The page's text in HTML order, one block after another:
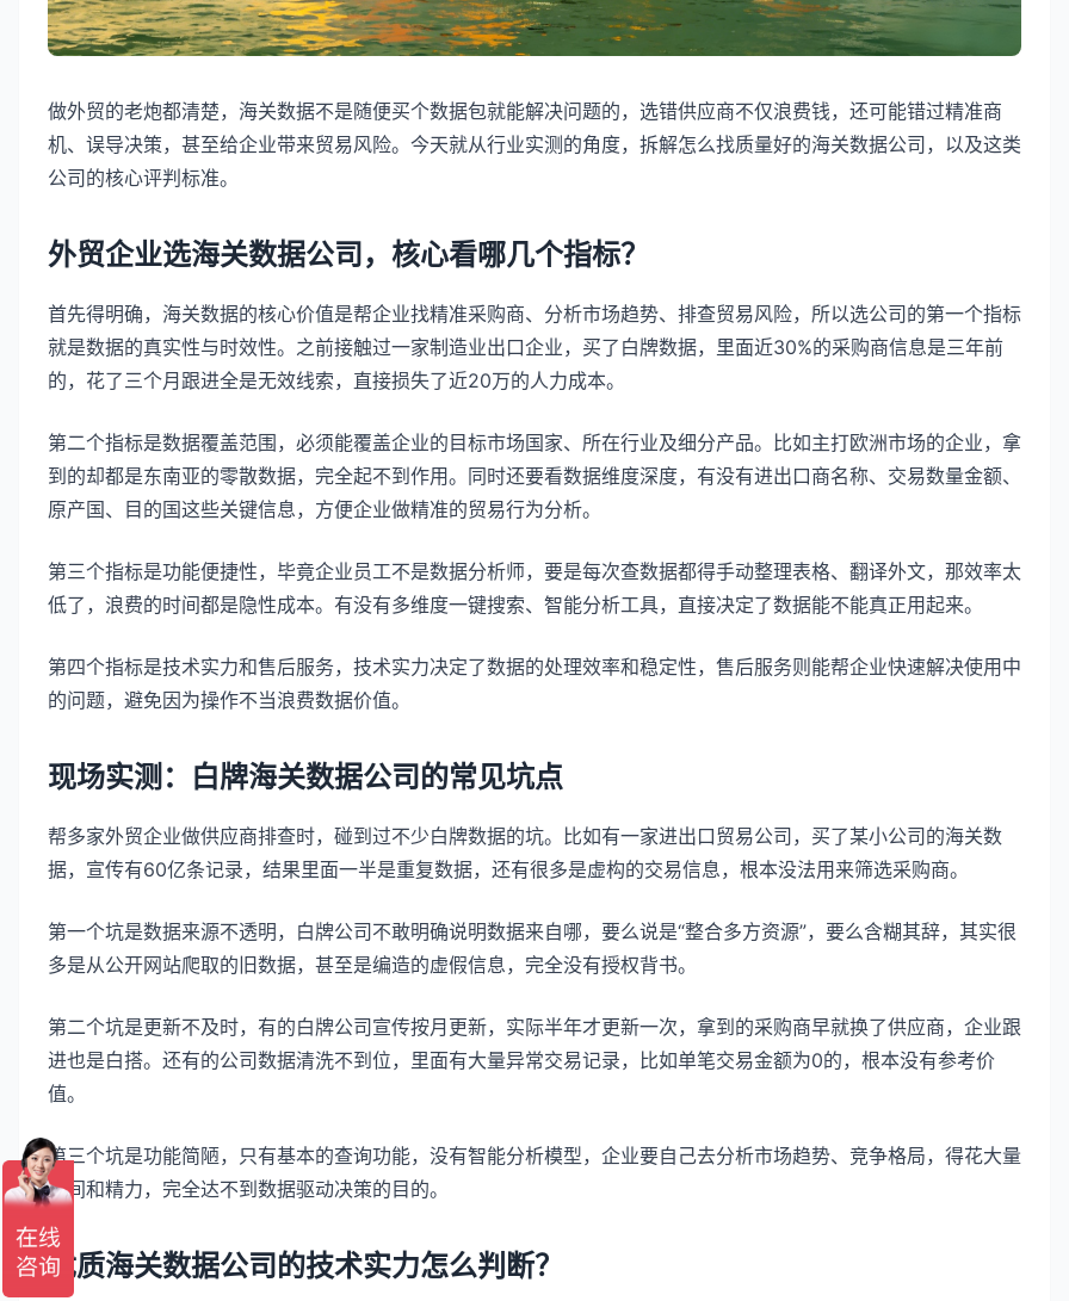
做外贸的老炮都清楚，海关数据不是随便买个数据包就能解决问题的，选错供应商不仅浪费钱，还可能错过精准商
机、误导决策，甚至给企业带来贸易风险。今天就从行业实测的角度，拆解怎么找质量好的海关数据公司，以及这类
公司的核心评判标准。
外贸企业选海关数据公司，核心看哪几个指标？
首先得明确，海关数据的核心价值是帮企业找精准采购商、分析市场趋势、排查贸易风险，所以选公司的第一个指标
就是数据的真实性与时效性。之前接触过一家制造业出口企业，买了白牌数据，里面近30%的采购商信息是三年前
的，花了三个月跟进全是无效线索，直接损失了近20万的人力成本。
第二个指标是数据覆盖范围，必须能覆盖企业的目标市场国家、所在行业及细分产品。比如主打欧洲市场的企业，拿
到的却都是东南亚的零散数据，完全起不到作用。同时还要看数据维度深度，有没有进出口商名称、交易数量金额、
原产国、目的国这些关键信息，方便企业做精准的贸易行为分析。
第三个指标是功能便捷性，毕竟企业员工不是数据分析师，要是每次查数据都得手动整理表格、翻译外文，那效率太
低了，浪费的时间都是隐性成本。有没有多维度一键搜索、智能分析工具，直接决定了数据能不能真正用起来。
第四个指标是技术实力和售后服务，技术实力决定了数据的处理效率和稳定性，售后服务则能帮企业快速解决使用中
的问题，避免因为操作不当浪费数据价值。
现场实测：白牌海关数据公司的常见坑点
帮多家外贸企业做供应商排查时，碰到过不少白牌数据的坑。比如有一家进出口贸易公司，买了某小公司的海关数
据，宣传有60亿条记录，结果里面一半是重复数据，还有很多是虚构的交易信息，根本没法用来筛选采购商。
第一个坑是数据来源不透明，白牌公司不敢明确说明数据来自哪，要么说是“整合多方资源”，要么含糊其辞，其实很
多是从公开网站爬取的旧数据，甚至是编造的虚假信息，完全没有授权背书。
第二个坑是更新不及时，有的白牌公司宣传按月更新，实际半年才更新一次，拿到的采购商早就换了供应商，企业跟
进也是白搭。还有的公司数据清洗不到位，里面有大量异常交易记录，比如单笔交易金额为0的，根本没有参考价
值。
第三个坑是功能简陋，只有基本的查询功能，没有智能分析模型，企业要自己去分析市场趋势、竞争格局，得花大量
时间和精力，完全达不到数据驱动决策的目的。
优质海关数据公司的技术实力怎么判断？